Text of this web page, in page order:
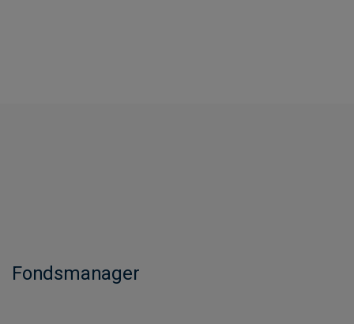
Fondsmanager​​​​​​​​​​​​​​​​​​​​